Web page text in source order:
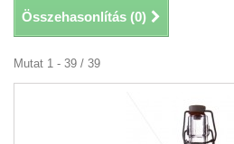
Összehasonlítás (0)
Mutat 1 - 39 / 39